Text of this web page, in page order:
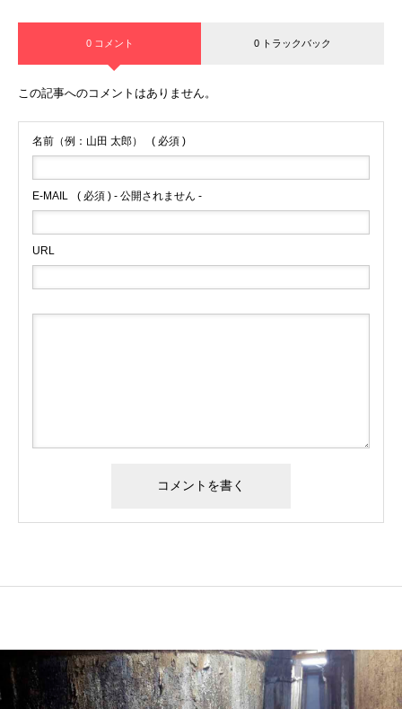
0 コメント 0 トラックバック
この記事へのコメントはありません。
名前（例：山田 太郎） ( 必須 )
E-MAIL ( 必須 ) - 公開されません -
URL